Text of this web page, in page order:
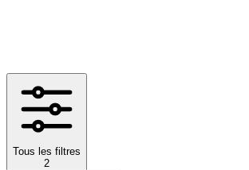
Tous les filtres
2